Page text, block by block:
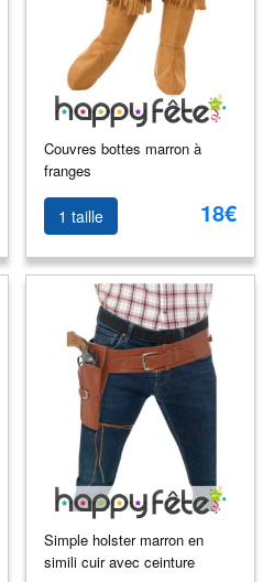
Couvres bottes marron à
franges
1 taille 18€
Simple holster marron en
simili cuir avec ceinture